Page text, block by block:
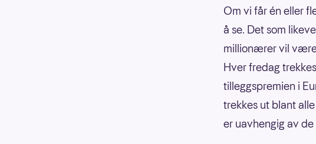
Om vi får én eller
å se. Det som
millionærer vil
Hver fredag
tilleggspremien i
trekkes ut blant
er uavhengig av